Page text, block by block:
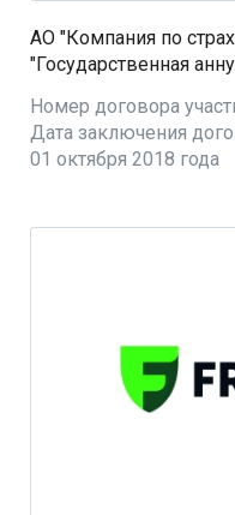
АО "Компания по
"Государственная
Номер договора
Дата заключения
01 октября 2018 года